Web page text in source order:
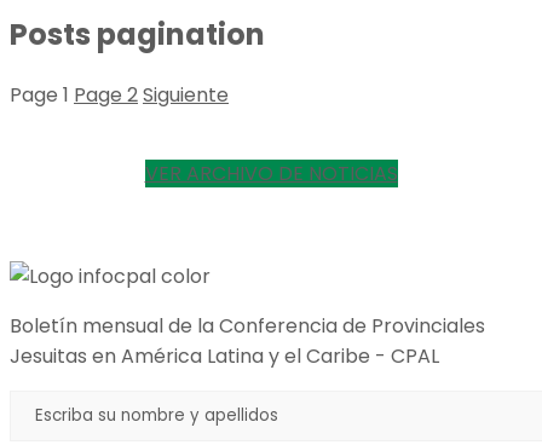
Posts pagination
Page 1 Page 2Siguiente
VER ARCHIVO DE NOTICIAS
Boletín mensual de la Conferencia de Provinciales
Jesuitas en América Latina y el Caribe - CPAL